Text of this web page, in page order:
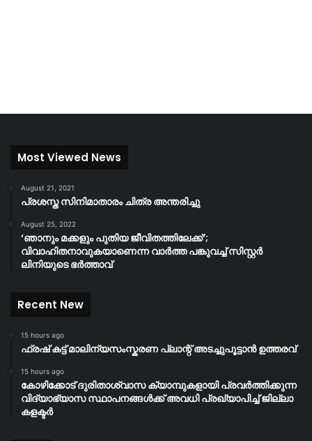
Most Viewed News
August 21, 2021
പ്രശസ്ത സിനിമാതാരം ചിത്ര അന്തരിച്ചു
August 25, 2022
‘ഞാനും മക്കളും പുതിയ ജീവിതത്തിലേക്ക്’;
വിവാഹിതനാവുകയാണെന്ന വാർത്ത പങ്കുവച്ച് സിസ്റ്റർ
ലിനിയുടെ ഭർത്താവ്
Recent New
15 hours ago
ഫ്രഷ് കട്ട് മാലിന്യസംസ്കരണ പ്ലാന്റ് അടച്ചുപൂട്ടാൻ ഉത്തരവ്
15 hours ago
കോഴിക്കോട് ദുരിതാശ്വാസ ക്യാമ്പുകളായി പ്രവര്‍ത്തിക്കുന്ന
വിദ്യാഭ്യാസ സ്ഥാപനങ്ങള്‍ക്ക് അവധി പ്രഖ്യാപിച്ച് ജില്ലാ
കളക്ടർ